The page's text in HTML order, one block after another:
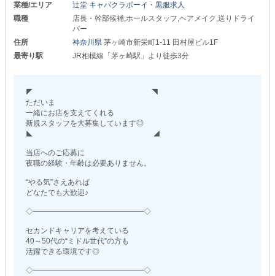
業種/エリア
辻堂 キャバクラボーイ・黒服求人
職種
店長・幹部候補,ホールスタッフ,ヘアメイク,送りドライ
バー
住所
神奈川県茅ヶ崎市新栄町1-11 田村屋ビル1F
最寄り駅
JR相模線「茅ヶ崎駅」より徒歩3分
◤ ◥
ただいま
一緒にお店を支えてくれる
新規スタッフを大募集しています◎
◣ ◢
当店へのご応募に
夜職の経験・年齢は必要ありません。
“やる気”さえあれば
どなたでも大歓迎♪
◇━━━━━━━━━━━━━━━◇
セカンドキャリアを考えている
40～50代の“ミドル世代”の方も
活躍できる環境です◎
◇━━━━━━━━━━━━━━━◇